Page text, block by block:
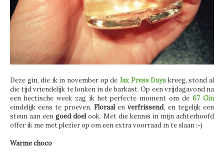
Deze gin, die ik in november op de Jax Press Days kreeg, stond al
die tijd vriendelijk te lonken in de barkast. Op een vrijdagavond na
een hectische week zag ik het perfecte moment om de67 Gin
eindelijk eens te proeven. Floraalenverfrissend, en tegelijk een
steun aan eengoed doelook. Met die kennis in mijn achterhoofd
offer ik me met plezier op om een extra voorraad in te slaan :-)
Warme choco